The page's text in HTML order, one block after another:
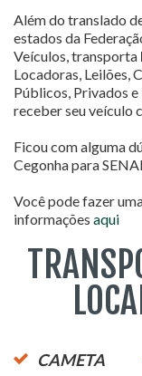
Além do translado
estados da
Veículos, transporta
Locadoras, Leilões,
Públicos, Privados e
receber seu veículo
Ficou com alguma
Cegonha para
Você pode fazer
informações aqui
CAMETA